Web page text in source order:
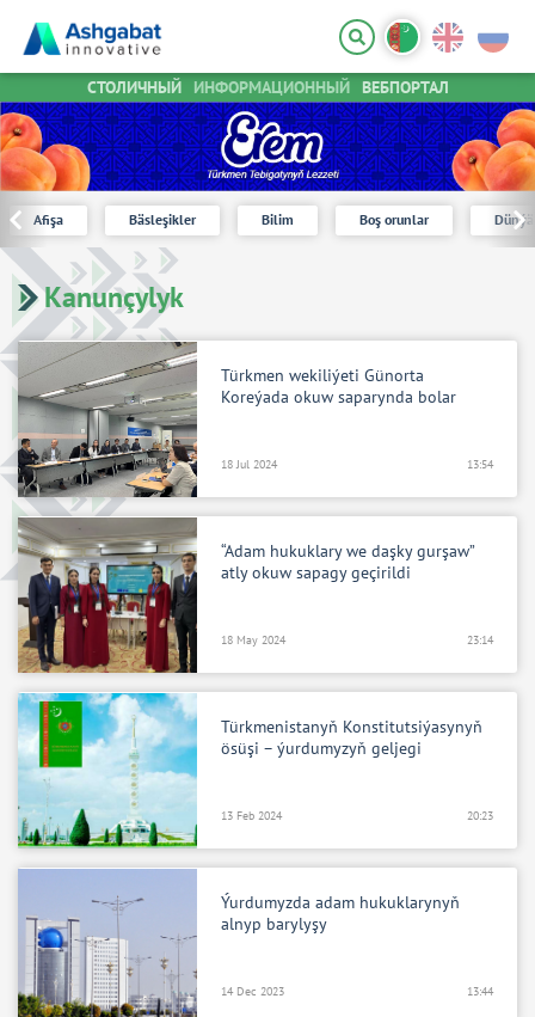
СТОЛИЧНЫЙ ИНФОРМАЦИОННЫЙ ВЕБПОРТАЛ
Afişa Bäsleşikler Bilim Boş orunlar
Kanunçylyk
Türkmen wekiliýeti Günorta
Koreýada okuw saparynda bolar
18 Jul 2024 13:54
“Adam hukuklary we daşky gurşaw”
atly okuw sapagy geçirildi
18 May 2024 23:14
Türkmenistanyň Konstitutsiýasynyň
ösüşi – ýurdumyzyň geljegi
13 Feb 2024 20:23
Ýurdumyzda adam hukuklarynyň
alnyp barylyşy
14 Dec 2023 13:44